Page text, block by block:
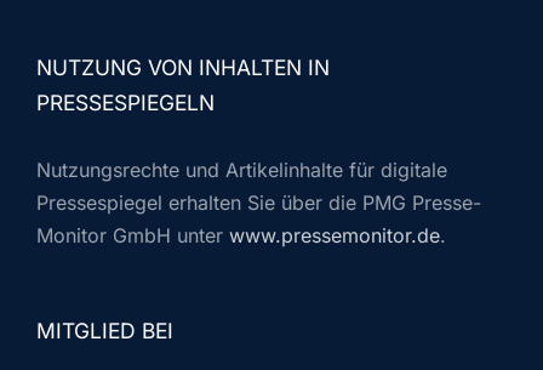
NUTZUNG VON INHALTEN IN
PRESSESPIEGELN
Nutzungsrechte und Artikelinhalte für digitale
Pressespiegel erhalten Sie über die PMG Presse-
Monitor GmbH unter www.pressemonitor.de.
MITGLIED BEI